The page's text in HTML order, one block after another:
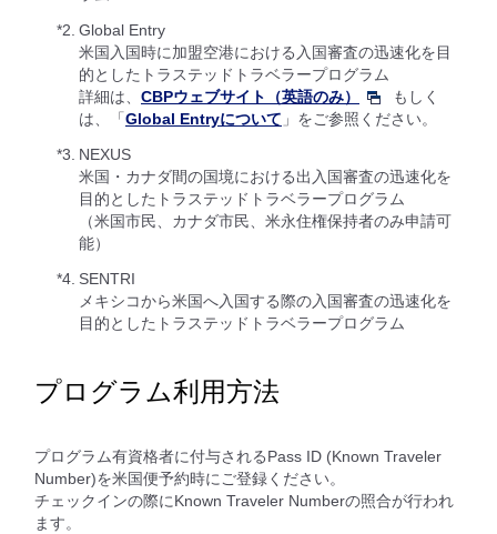
*2. Global Entry
米国入国時に加盟空港における入国審査の迅速化を目
的としたトラステッドトラベラープログラム
詳細は、 CBPウェブサイト（英語のみ）
もしく
は、「 Global Entryについて 」をご参照ください。
*3. NEXUS
米国・カナダ間の国境における出入国審査の迅速化を
目的としたトラステッドトラベラープログラム
（米国市民、カナダ市民、米永住権保持者のみ申請可
能）
*4. SENTRI
メキシコから米国へ入国する際の入国審査の迅速化を
目的としたトラステッドトラベラープログラム
プログラム利用方法
プログラム有資格者に付与されるPass ID (Known Traveler
Number)を米国便予約時にご登録ください。
チェックインの際にKnown Traveler Numberの照合が行われ
ます。